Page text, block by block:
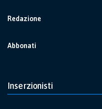
Redazione
Abbonati
Inserzionisti